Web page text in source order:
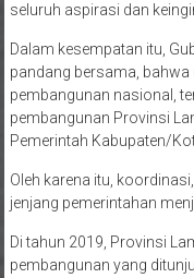
seluruh aspirasi dan
Dalam kesempatan itu,
pandang bersama,
pembangunan nasional,
pembangunan Provinsi
Pemerintah Kabupaten/
Oleh karena itu,
jenjang pemerintahan
Di tahun 2019, Provinsi
pembangunan yang